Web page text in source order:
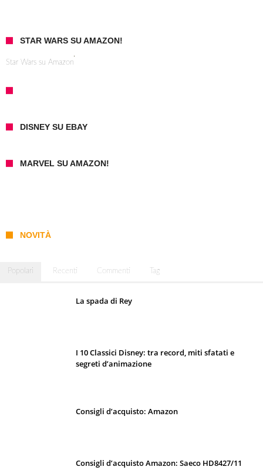
STAR WARS SU AMAZON!
Star Wars su Amazon
DISNEY SU EBAY
MARVEL SU AMAZON!
NOVITÀ
Popolari Recenti Commenti Tag
La spada di Rey
I 10 Classici Disney: tra record, miti sfatati e
segreti d’animazione
Consigli d’acquisto: Amazon
Consigli d’acquisto Amazon: Saeco HD8427/11